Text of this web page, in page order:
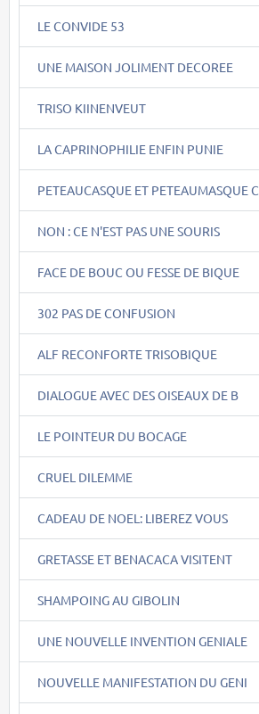
LE CONVIDE 53
UNE MAISON JOLIMENT DECOREE
TRISO KIINENVEUT
LA CAPRINOPHILIE ENFIN PUNIE
PETEAUCASQUE ET PETEAUMASQUE C
NON : CE N'EST PAS UNE SOURIS
FACE DE BOUC OU FESSE DE BIQUE
302 PAS DE CONFUSION
ALF RECONFORTE TRISOBIQUE
DIALOGUE AVEC DES OISEAUX DE B
LE POINTEUR DU BOCAGE
CRUEL DILEMME
CADEAU DE NOEL: LIBEREZ VOUS
GRETASSE ET BENACACA VISITENT
SHAMPOING AU GIBOLIN
UNE NOUVELLE INVENTION GENIALE
NOUVELLE MANIFESTATION DU GENI